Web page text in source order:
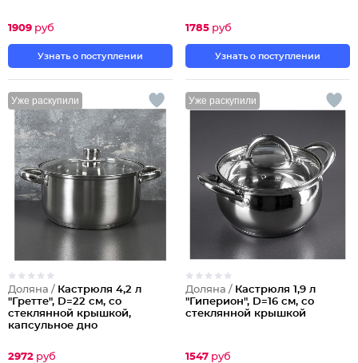
1909 руб
Узнать о поступлении
1785 руб
Узнать о поступлении
Уже раскупили
Доляна / Кастрюля 4,2 л
"Гретте", D=22 см, со
стеклянной крышкой,
капсульное дно
2972 руб
Уже раскупили
Доляна / Кастрюля 1,9 л
"Гиперион", D=16 см, со
стеклянной крышкой
1547 руб